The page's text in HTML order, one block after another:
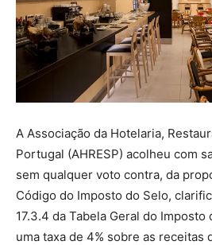
A Associação da Hotelaria,
Portugal (AHRESP) acolheu com
sem qualquer voto contra, da
Código do Imposto do Selo,
17.3.4 da Tabela Geral do
uma taxa de 4% sobre as receitas